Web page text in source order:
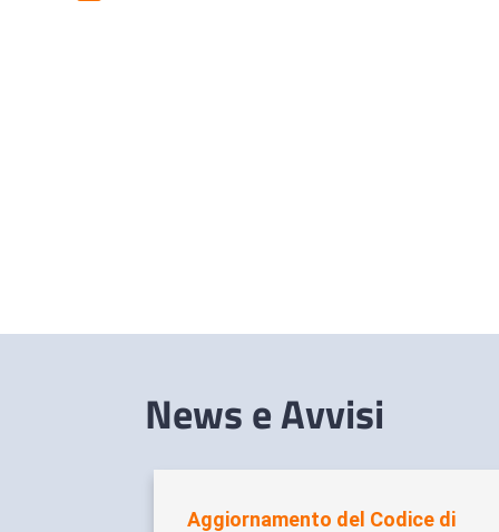
News e Avvisi
Aggiornamento del Codice di